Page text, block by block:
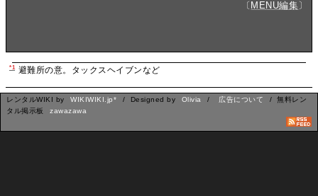
〔 MENU編集 〕
*1 避難所の意。タックスヘイブンなど
レンタルWIKI by WIKIWIKI.jp* / Designed by Olivia / 広告について
/ 無料レン
タル掲示板
zawazawa